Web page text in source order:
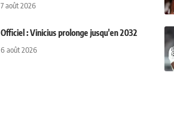
7 août 2026
Officiel : Vinicius prolonge jusqu'en 2032
6 août 2026